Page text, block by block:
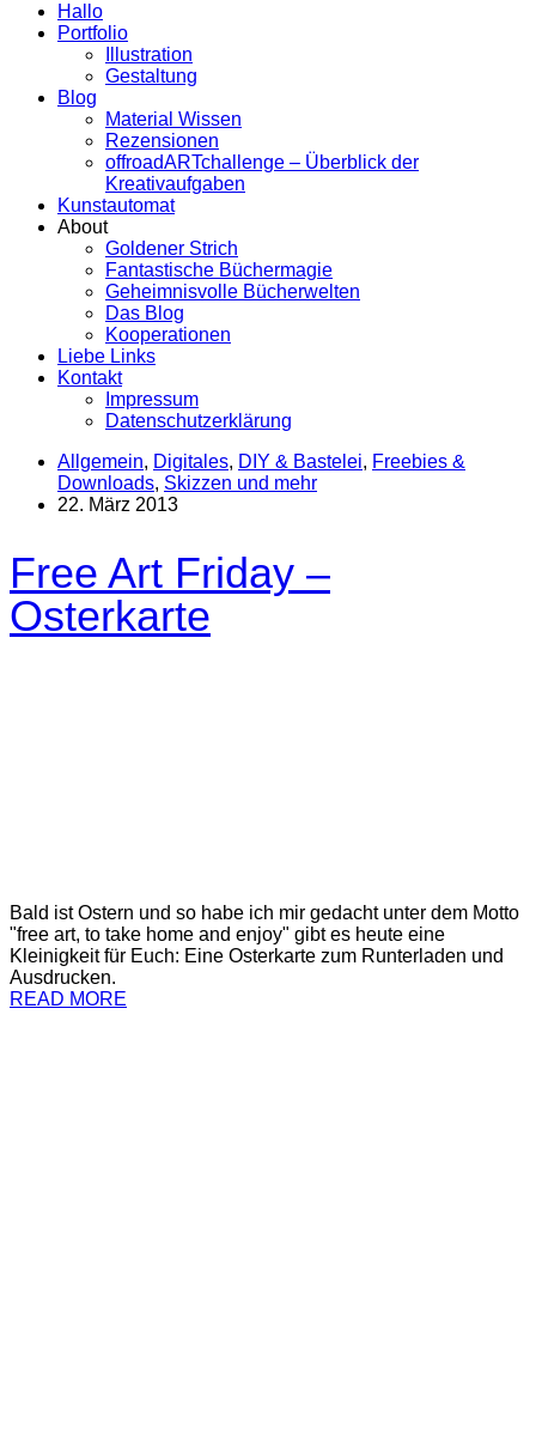
Hallo
Portfolio
Illustration
Gestaltung
Blog
Material Wissen
Rezensionen
offroadARTchallenge – Überblick der
Kreativaufgaben
Kunstautomat
About
Goldener Strich
Fantastische Büchermagie
Geheimnisvolle Bücherwelten
Das Blog
Kooperationen
Liebe Links
Kontakt
Impressum
Datenschutzerklärung
Allgemein, Digitales, DIY & Bastelei, Freebies &
Downloads, Skizzen und mehr
22. März 2013
Free Art Friday –
Osterkarte
Bald ist Ostern und so habe ich mir gedacht unter dem Motto
"free art, to take home and enjoy" gibt es heute eine
Kleinigkeit für Euch: Eine Osterkarte zum Runterladen und
Ausdrucken.
READ MORE